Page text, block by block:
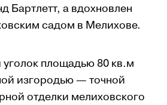
Бартлетт, а вдохновлен
садом в Мелихове.
площадью 80 кв.м
изгородью — точной
отделки мелиховского